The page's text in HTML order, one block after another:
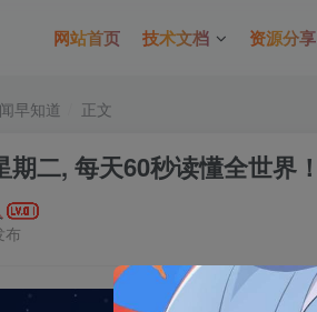
网站首页 技术文档 资源分享
早知道 正文
二, 每天60秒读懂全世界！
布